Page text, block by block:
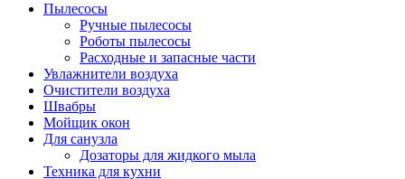
Пылесосы
Ручные пылесосы
Роботы пылесосы
Расходные и запасные части
Увлажнители воздуха
Очистители воздуха
Швабры
Мойщик окон
Для санузла
Дозаторы для жидкого мыла
Техника для кухни